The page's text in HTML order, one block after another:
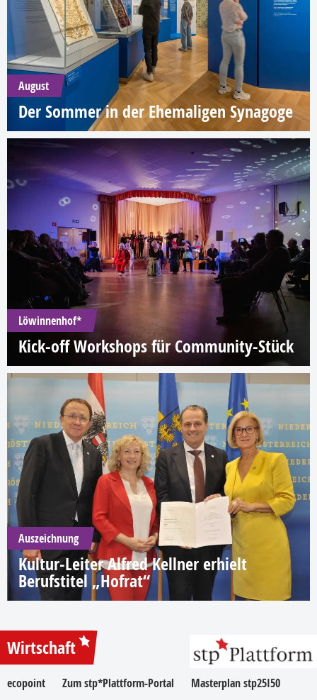
August
Der Sommer in der Ehemaligen Synagoge
Löwinnenhof*
Kick-off Workshops für Community-Stück
Auszeichnung
Kultur-Leiter Alfred Kellner erhielt
Berufstitel „Hofrat“
Wirtschaft
ecopoint Zum stp*Plattform-Portal Masterplan stp25I50